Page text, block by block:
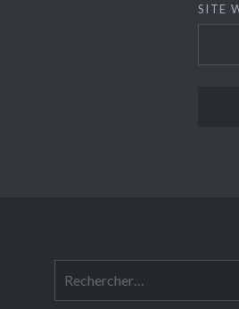
SITE